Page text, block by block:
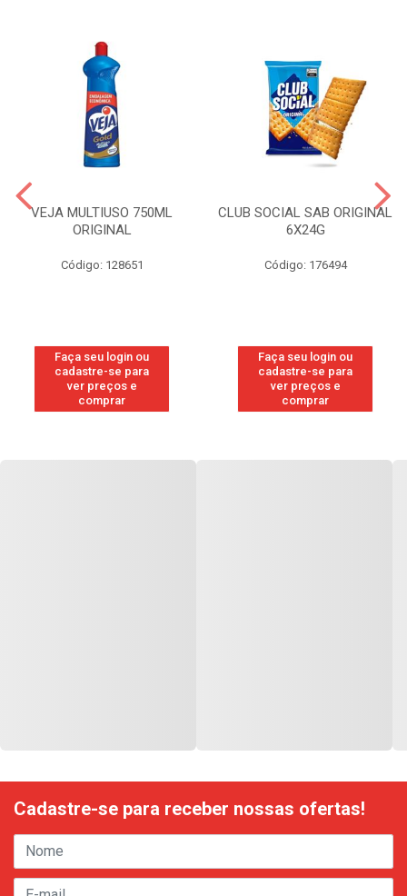
VEJA MULTIUSO 750ML
ORIGINAL
Código: 128651
Faça seu login ou
cadastre-se para
ver preços e
comprar
CLUB SOCIAL SAB ORIGINAL
6X24G
Código: 176494
Faça seu login ou
cadastre-se para
ver preços e
comprar
Cadastre-se para receber nossas ofertas!